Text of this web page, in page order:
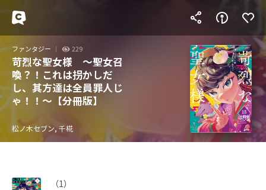
ファンタジー 229
苛烈な聖女様 ～聖女召
喚？！これは拐かしだ
し、其方達は全員罪人じ
ゃ！！～【分冊版】
松ノ木セブン, 千椛
（1）